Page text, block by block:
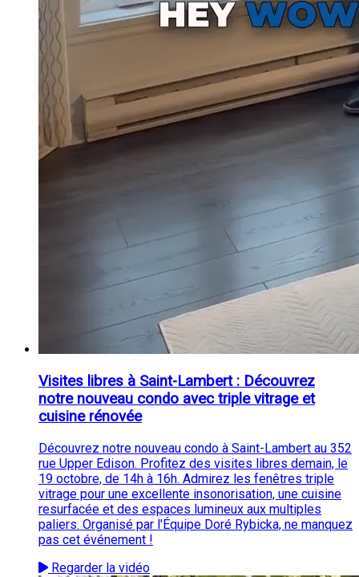
Visites libres à Saint-Lambert : Découvrez
notre nouveau condo avec triple vitrage et
cuisine rénovée
Découvrez notre nouveau condo à Saint-Lambert au 352
rue Upper Edison. Profitez des visites libres demain, le
19 octobre, de 14h à 16h. Admirez les fenêtres triple
vitrage pour une excellente insonorisation, une cuisine
resurfacée et des espaces lumineux aux multiples
paliers. Organisé par l'Équipe Doré Rybicka, ne manquez
pas cet événement !
Regarder la vidéo